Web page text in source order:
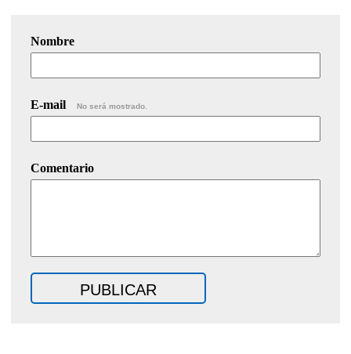
Nombre
E-mail No será mostrado.
Comentario